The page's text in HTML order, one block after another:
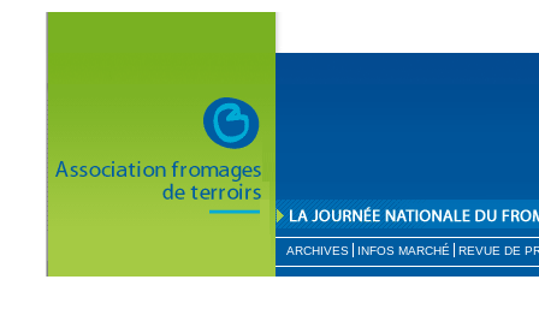
ARCHIVES INFOS MARCHÉ REVUE DE